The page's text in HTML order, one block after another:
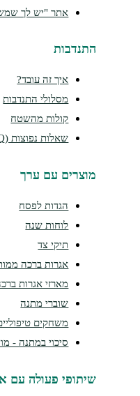
אתר "יש לך שמש"
איך זה עובד?
מסלולי התנדבות
קולות מהשטח
שאלות נפוצות (FAQ)
עם ערך
הגדות לפסח
אגרות ברכה ממותגות
מארזי אגרות ברכה
שוברי מתנה
משחקים טיפוליים
סיכוי במתנה - מוצרי קד"מ
פעולה עם ארגונים